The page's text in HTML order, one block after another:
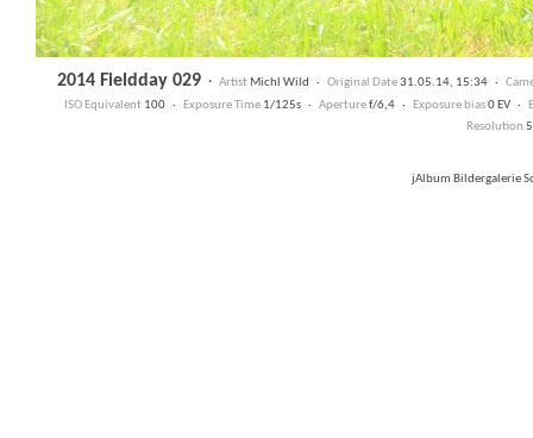
2014 Fieldday 029 · Artist Michl Wild · Original Date31.05.14, 15:34 ·
ISO Equivalent100 · Exposure Time1/125s · Aperturef/6,4 · Exposure bias0 EV ·
Resolution
jAlbum Bildergalerie